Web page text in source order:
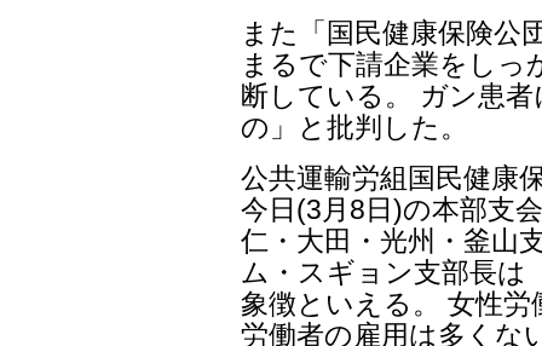
また「国民健康保険公
まるで下請企業をしっ
断している。 ガン患
の」と批判した。
公共運輸労組国民健康
今日(3月8日)の本部支
仁・大田・光州・釜山
ム・スギョン支部長は
象徴といえる。 女性
労働者の雇用は多くな